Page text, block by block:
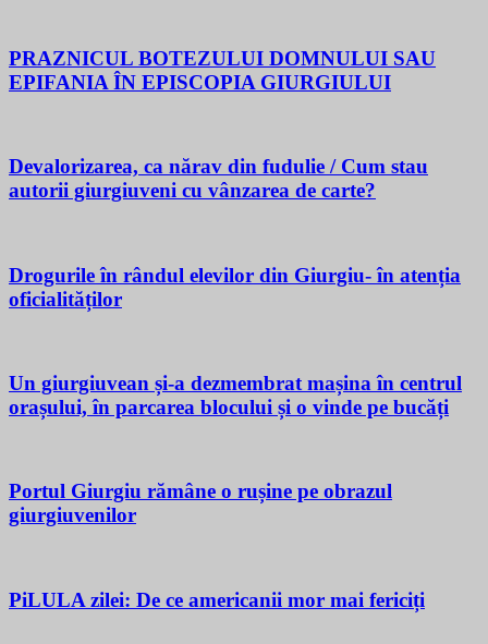
PRAZNICUL BOTEZULUI DOMNULUI SAU
EPIFANIA ÎN EPISCOPIA GIURGIULUI
Devalorizarea, ca nărav din fudulie / Cum stau
autorii giurgiuveni cu vânzarea de carte?
Drogurile în rândul elevilor din Giurgiu- în atenția
oficialităților
Un giurgiuvean și-a dezmembrat mașina în centrul
orașului, în parcarea blocului și o vinde pe bucăți
Portul Giurgiu rămâne o rușine pe obrazul
giurgiuvenilor
PiLULA zilei: De ce americanii mor mai fericiți